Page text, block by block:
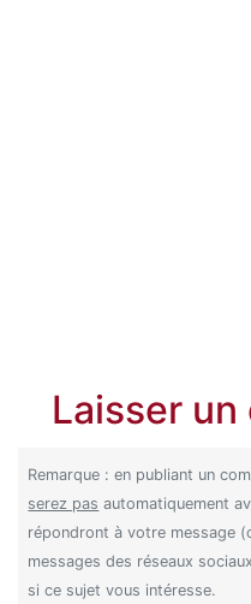
Laisser
Remarque : en publiant un
serez pas automatiquement
répondront à votre message
messages des réseaux
si ce sujet vous intéresse.